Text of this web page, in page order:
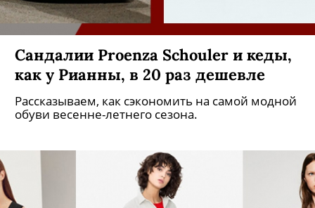
Сандалии Proenza Schouler и кеды,
как у Рианны, в 20 раз дешевле
Рассказываем, как сэкономить на самой модной
обуви весенне-летнего сезона.